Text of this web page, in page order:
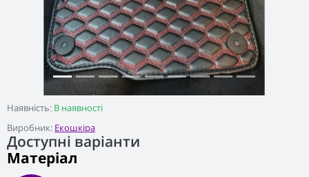
Наявність: В наявності
Виробник: Екошкіра
Доступні варіанти
Матеріал